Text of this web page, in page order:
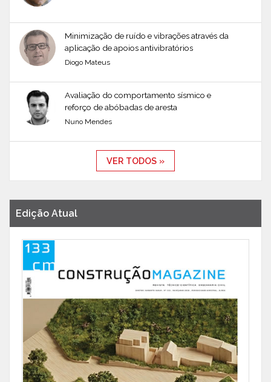
Minimização de ruído e vibrações através da
aplicação de apoios antivibratórios
Diogo Mateus
Avaliação do comportamento sísmico e
reforço de abóbadas de aresta
Nuno Mendes
VER TODOS »
Edição Atual